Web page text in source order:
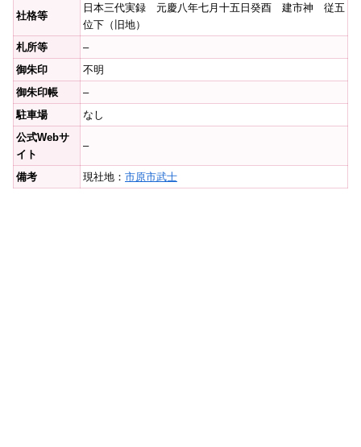
社格等
日本三代実録 元慶八年七月十五日癸酉 建市神 従五
位下（旧地）
札所等
–
御朱印
不明
御朱印帳
–
駐車場
なし
公式Webサ
イト
–
備考 現社地： 市原市武士